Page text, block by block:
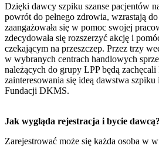
Dzięki dawcy szpiku szanse pacjentów
powrót do pełnego zdrowia, wzrastają
zaangażowała się w pomoc swojej
zdecydowała się rozszerzyć akcję i
czekającym na przeszczep. Przez trzy
w wybranych centrach handlowych
należących do grupy LPP będą
zainteresowania się ideą dawstwa
Fundacji DKMS.
Jak wygląda rejestracja i bycie dawcą?
Zarejestrować może się każda osoba w